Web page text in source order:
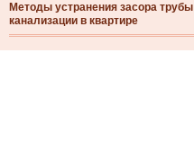
Методы устранения засора трубы
канализации в квартире